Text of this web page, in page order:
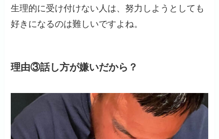
生理的に受け付けない人は、努力しようとしても
好きになるのは難しいですよね。
理由③話し方が嫌いだから？